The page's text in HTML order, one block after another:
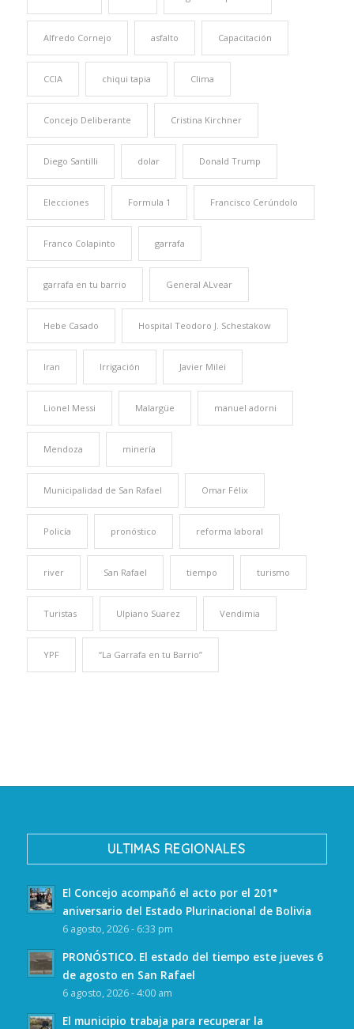
Alfredo Cornejo asfalto Capacitación
CCIA chiqui tapia Clima
Concejo Deliberante Cristina Kirchner
Diego Santilli dolar Donald Trump
Elecciones Formula 1 Francisco Cerúndolo
Franco Colapinto garrafa
garrafa en tu barrio General ALvear
Hebe Casado Hospital Teodoro J. Schestakow
Iran Irrigación Javier Milei
Lionel Messi Malargüe manuel adorni
Mendoza minería
Municipalidad de San Rafael Omar Félix
Policía pronóstico reforma laboral
river San Rafael tiempo turismo
Turistas Ulpiano Suarez Vendimia
YPF “La Garrafa en tu Barrio”
ULTIMAS REGIONALES
El Concejo acompañó el acto por el 201°
aniversario del Estado Plurinacional de Bolivia
6 agosto, 2026 - 6:33 pm
PRONÓSTICO. El estado del tiempo este jueves 6
de agosto en San Rafael
6 agosto, 2026 - 4:00 am
El municipio trabaja para recuperar la